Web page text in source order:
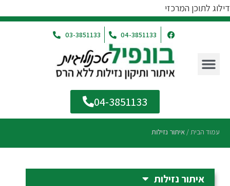
דילוג לתוכן המרכזי
04-3851133
03-3851133
04-3851133
עמוד הבית/ איתור נזילות
איתור נזילות